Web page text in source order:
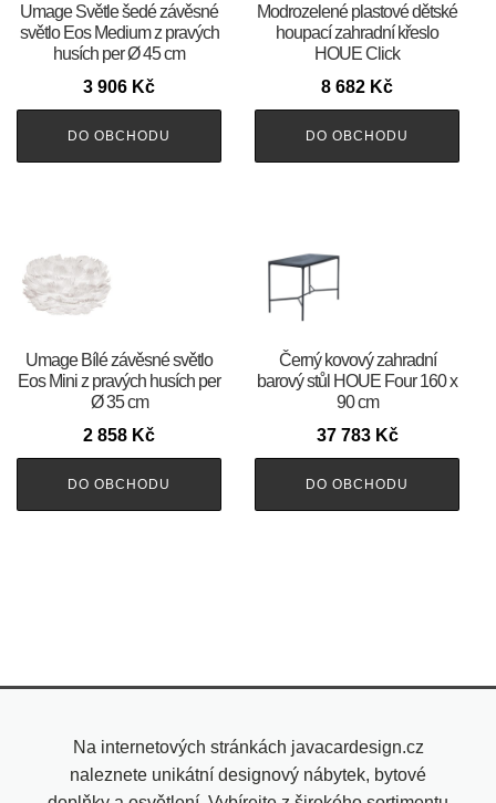
Umage Světle šedé závěsné
světlo Eos Medium z pravých
husích per Ø 45 cm
3 906 Kč
DO OBCHODU
Modrozelené plastové dětské
houpací zahradní křeslo
HOUE Click
8 682 Kč
DO OBCHODU
Umage Bílé závěsné světlo
Eos Mini z pravých husích per
Ø 35 cm
2 858 Kč
DO OBCHODU
Černý kovový zahradní
barový stůl HOUE Four 160 x
90 cm
37 783 Kč
DO OBCHODU
Na internetových stránkách javacardesign.cz
naleznete unikátní designový nábytek, bytové